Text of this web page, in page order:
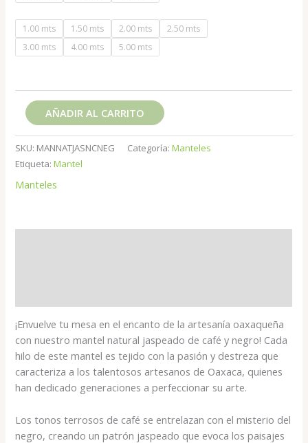
1.00 mts 1.50 mts 2.00 mts
2.50 mts
3.00 mts
4.00 mts 5.00 mts
AÑADIR AL CARRITO
SKU: MANNATJASNCNEG Categoría:Manteles
Etiqueta:Mantel
Manteles
¡Envuelve tu mesa en el encanto de la artesanía oaxaqueña
con nuestro mantel natural jaspeado de café y negro! Cada
hilo de este mantel es tejido con la pasión y destreza que
caracteriza a los talentosos artesanos de Oaxaca, quienes
han dedicado generaciones a perfeccionar su arte.
Los tonos terrosos de café se entrelazan con el misterio del
negro, creando un patrón jaspeado que evoca los paisajes